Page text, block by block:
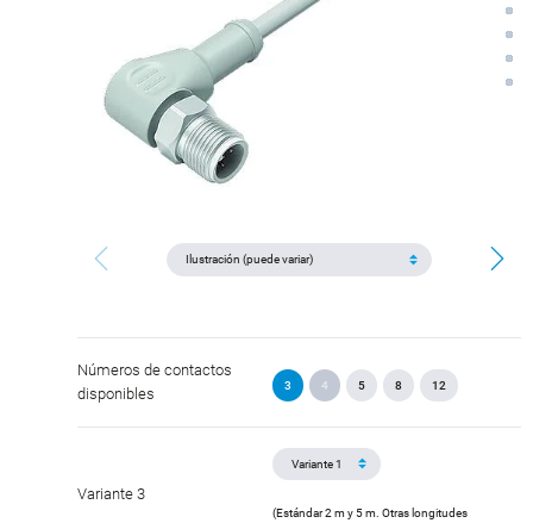
Números de contactos
disponibles
3 4 5 8 12
Variante 3
(Estándar 2 m y 5 m. Otras longitudes